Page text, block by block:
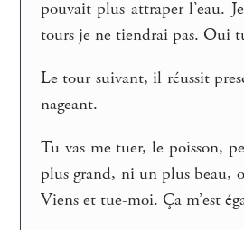
pouvait plus attraper l’eau.
tours je ne tiendrai pas. Oui
Le tour suivant, il réussit
nageant.
Tu vas me tuer, le poisson,
plus grand, ni un plus beau,
Viens et tue-moi. Ça m’est